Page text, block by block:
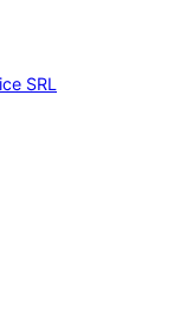
SRL